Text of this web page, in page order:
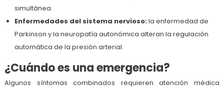
simultánea.
Enfermedades del sistema nervioso:la enfermedad de
Parkinson y la neuropatía autonómica alteran la regulación
automática de la presión arterial.
¿Cuándo es una emergencia?
Algunos síntomas combinados requieren atención médica